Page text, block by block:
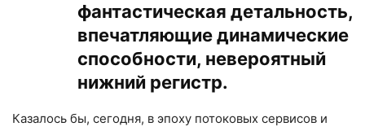
фантастическая детальность,
впечатляющие динамические
способности, невероятный
нижний регистр.
Казалось бы, сегодня, в эпоху потоковых сервисов и